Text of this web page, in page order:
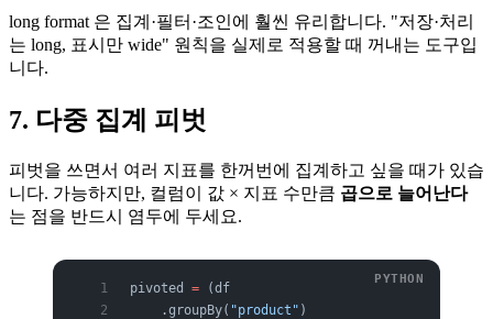
long format 은 집계·필터·조인에 훨씬 유리합니다. "저장·처리
는 long, 표시만 wide" 원칙을 실제로 적용할 때 꺼내는 도구입
니다.
7. 다중 집계 피벗
피벗을 쓰면서 여러 지표를 한꺼번에 집계하고 싶을 때가 있습
니다. 가능하지만, 컬럼이 값 × 지표 수만큼 곱으로 늘어난다
는 점을 반드시 염두에 두세요.
pivoted = (df
    .groupBy(
"product" )